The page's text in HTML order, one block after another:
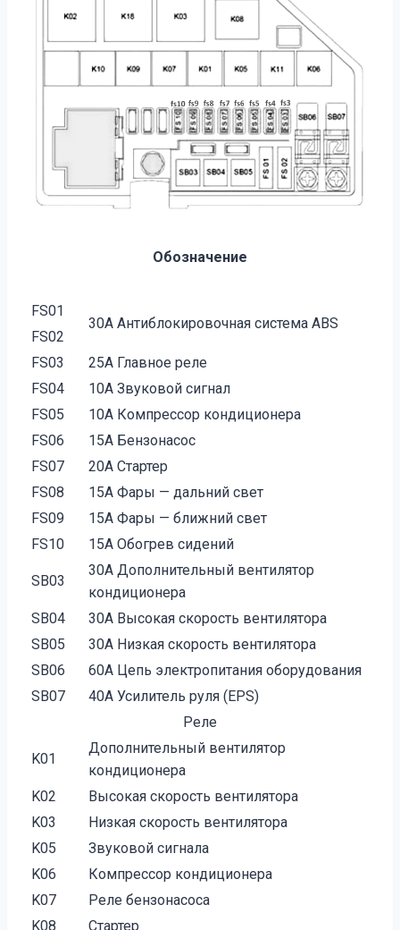
Обозначение
FS01
30А Антиблокировочная система ABS
FS02
FS03
25А Главное реле
FS04
10А Звуковой сигнал
FS05
10А Компрессор кондиционера
FS06
15А Бензонасос
FS07
20А Стартер
FS08
15А Фары — дальний свет
FS09
15А Фары — ближний свет
FS10
15А Обогрев сидений
SB03
30А Дополнительный вентилятор
кондиционера
SB04
30А Высокая скорость вентилятора
SB05
30А Низкая скорость вентилятора
SB06
60А Цепь электропитания оборудования
SB07
40А Усилитель руля (EPS)
Реле
K01
Дополнительный вентилятор
кондиционера
K02
Высокая скорость вентилятора
K03
Низкая скорость вентилятора
K05
Звуковой сигнала
K06
Компрессор кондиционера
K07
Реле бензонасоса
K08
Стартер